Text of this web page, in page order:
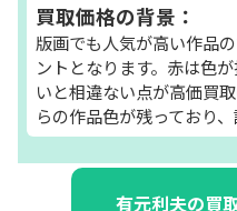
買取価格の背景：
版画でも人気が高い作品
ントとなります。赤は色
いと相違ない点が高価買
らの作品色が残っており
有元利夫の買